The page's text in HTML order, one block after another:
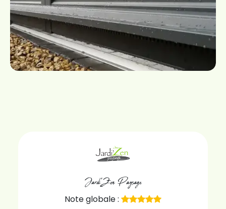
Jardi'Zen Paysage
Note globale :